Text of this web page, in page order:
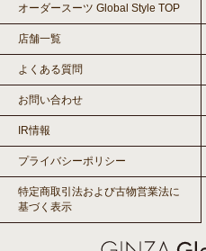
オーダースーツ Global Style TOP
店舗一覧
よくある質問
お問い合わせ
IR情報
プライバシーポリシー
特定商取引法および古物営業法に
基づく表示